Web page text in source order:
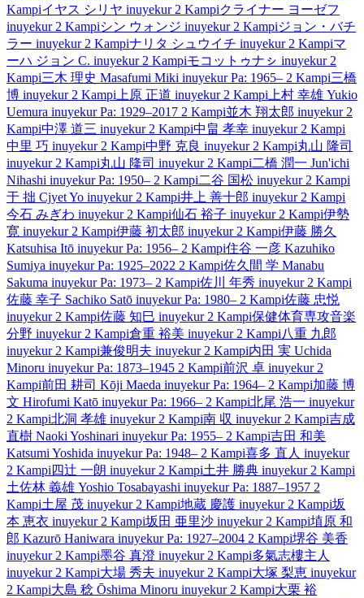
Kampiイヤス シリヤ inuyekur 2 Kampiクライナー ヨーゼフ
inuyekur 2 Kampiシン ウォンジ inuyekur 2 Kampiジョン・バチ
ラー inuyekur 2 Kampiナリタ シュウイチ inuyekur 2 Kampiマ
ーハ ジョン C. inuyekur 2 Kampiモコットゥナㇱ inuyekur 2
Kampi三木 理史 Masafumi Miki inuyekur Pa: 1965– 2 Kampi三橋
博 inuyekur 2 Kampi 上原 正道 inuyekur 2 Kampi 上村 幸雄 Yukio
Uemura inuyekur Pa: 1929–2017 2 Kampi並木 翔太郎 inuyekur 2
Kampi中澤 道三 inuyekur 2 Kampi中畠 孝幸 inuyekur 2 Kampi
中里 巧 inuyekur 2 Kampi中野 克良 inuyekur 2 Kampi丸山 隆司
inuyekur 2 Kampi丸山 隆司 inuyekur 2 Kampi二橋 潤一 Jun'ichi
Nihashi inuyekur Pa: 1950– 2 Kampi二谷 国松 inuyekur 2 Kampi
于 拙 Cjyet Yo inuyekur 2 Kampi井上 善十郎 inuyekur 2 Kampi
今石 みぎわ inuyekur 2 Kampi仙石 裕子 inuyekur 2 Kampi伊勢
寛 inuyekur 2 Kampi伊藤 初太郎 inuyekur 2 Kampi伊藤 勝久
Katsuhisa Itō inuyekur Pa: 1956– 2 Kampi住谷 一彦 Kazuhiko
Sumiya inuyekur Pa: 1925–2022 2 Kampi佐久間 学 Manabu
Sakuma inuyekur Pa: 1973– 2 Kampi佐川 年秀 inuyekur 2 Kampi
佐藤 幸子 Sachiko Satō inuyekur Pa: 1980– 2 Kampi佐藤 忠悦
inuyekur 2 Kampi佐藤 知巳 inuyekur 2 Kampi保健体育専攻音楽
分野 inuyekur 2 Kampi倉重 裕美 inuyekur 2 Kampi八重 九郎
inuyekur 2 Kampi兼俊明夫 inuyekur 2 Kampi内田 実 Uchida
Minoru inuyekur Pa: 1873–1945 2 Kampi前沢 卓 inuyekur 2
Kampi前田 耕司 Kōji Maeda inuyekur Pa: 1964– 2 Kampi加藤 博
文 Hirofumi Katō inuyekur Pa: 1966– 2 Kampi北尾 浩一 inuyekur
2 Kampi北洞 孝雄 inuyekur 2 Kampi南 収 inuyekur 2 Kampi吉成
直樹 Naoki Yoshinari inuyekur Pa: 1955– 2 Kampi吉田 和美
Katsumi Yoshida inuyekur Pa: 1948– 2 Kampi喜多 直人 inuyekur
2 Kampi 四辻 一朗 inuyekur 2 Kampi土井 勝典 inuyekur 2 Kampi
土佐林 義雄 Yoshio Tosabayashi inuyekur Pa: 1887–1957 2
Kampi土屋 茂 inuyekur 2 Kampi地蔵 慶護 inuyekur 2 Kampi坂
本 恵衣 inuyekur 2 Kampi坂田 亜里沙 inuyekur 2 Kampi埴原 和
郎 Kazurō Haniwara inuyekur Pa: 1927–2004 2 Kampi堺谷 美香
inuyekur 2 Kampi墨谷 真澄 inuyekur 2 Kampi多氣志樓主人
inuyekur 2 Kampi大場 秀夫 inuyekur 2 Kampi大塚 梨恵 inuyekur
2 Kampi大島 稔 Ōshima Minoru inuyekur 2 Kampi大栗 裕